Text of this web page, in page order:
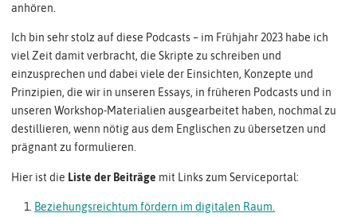
anhören.
Ich bin sehr stolz auf diese Podcasts – im Frühjahr 2023 habe ich
viel Zeit damit verbracht, die Skripte zu schreiben und
einzusprechen und dabei viele der Einsichten, Konzepte und
Prinzipien, die wir in unseren Essays, in früheren Podcasts und in
unseren Workshop-Materialien ausgearbeitet haben, nochmal zu
destillieren, wenn nötig aus dem Englischen zu übersetzen und
prägnant zu formulieren.
Hier ist die Liste der Beiträge mit Links zum Serviceportal:
Beziehungsreichtum fördern im digitalen Raum.